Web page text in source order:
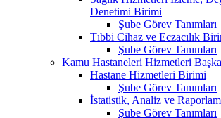
Denetimi Birimi
Şube Görev Tanımları
Tıbbi Cihaz ve Eczacılık
Şube Görev Tanımları
Kamu Hastaneleri Hizmetleri
Hastane Hizmetleri Birimi
Şube Görev Tanımları
İstatistik, Analiz ve
Şube Görev Tanımları